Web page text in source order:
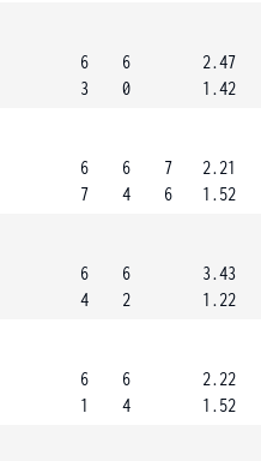
6
3
6
0
2.47
1.42
6
7
6
4
7
6
2.21
1.52
6
4
6
2
3.43
1.22
6
1
6
4
2.22
1.52